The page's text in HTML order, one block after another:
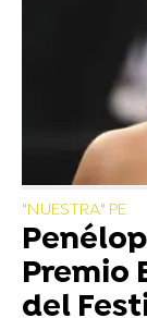
"NUESTRA" PE
Premio
del